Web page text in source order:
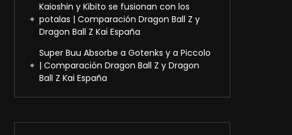
Kaioshin y Kibito se fusionan con los
potalas | Comparación Dragon Ball Z y
Dragon Ball Z Kai España
Super Buu Absorbe a Gotenks y a Piccolo
| Comparación Dragon Ball Z y Dragon
Ball Z Kai España